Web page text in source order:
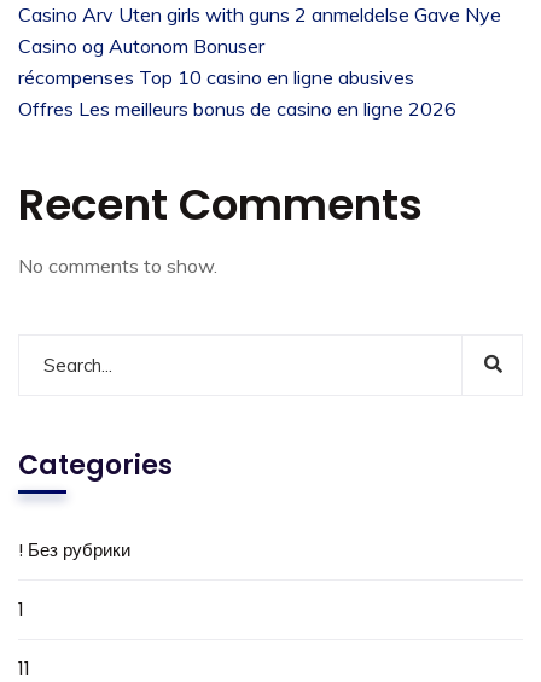
Casino Arv Uten girls with guns 2 anmeldelse Gave Nye
Casino og Autonom Bonuser
récompenses Top 10 casino en ligne abusives
Offres Les meilleurs bonus de casino en ligne 2026
Recent Comments
No comments to show.
Categories
! Без рубрики
1
11